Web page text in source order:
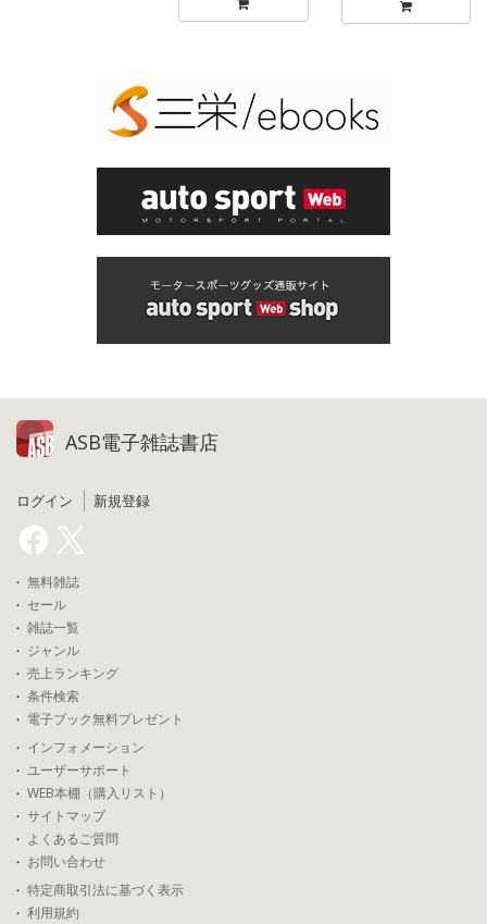
ASB電子雑誌書店
ログイン 新規登録
無料雑誌
セール
雑誌一覧
ジャンル
売上ランキング
条件検索
電子ブック無料プレゼント
インフォメーション
ユーザーサポート
WEB本棚（購入リスト）
サイトマップ
よくあるご質問
お問い合わせ
特定商取引法に基づく表示
利用規約